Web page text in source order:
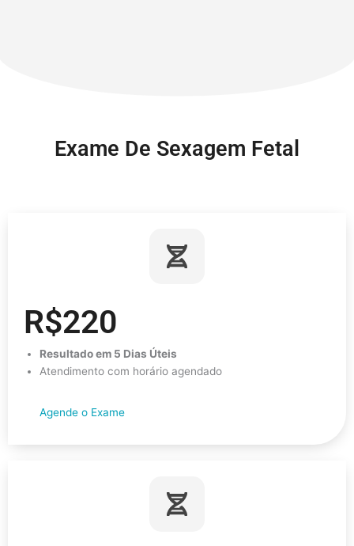
Exame De Sexagem Fetal
R$220
Resultado em 5 Dias Úteis
Atendimento com horário agendado
Agende o Exame